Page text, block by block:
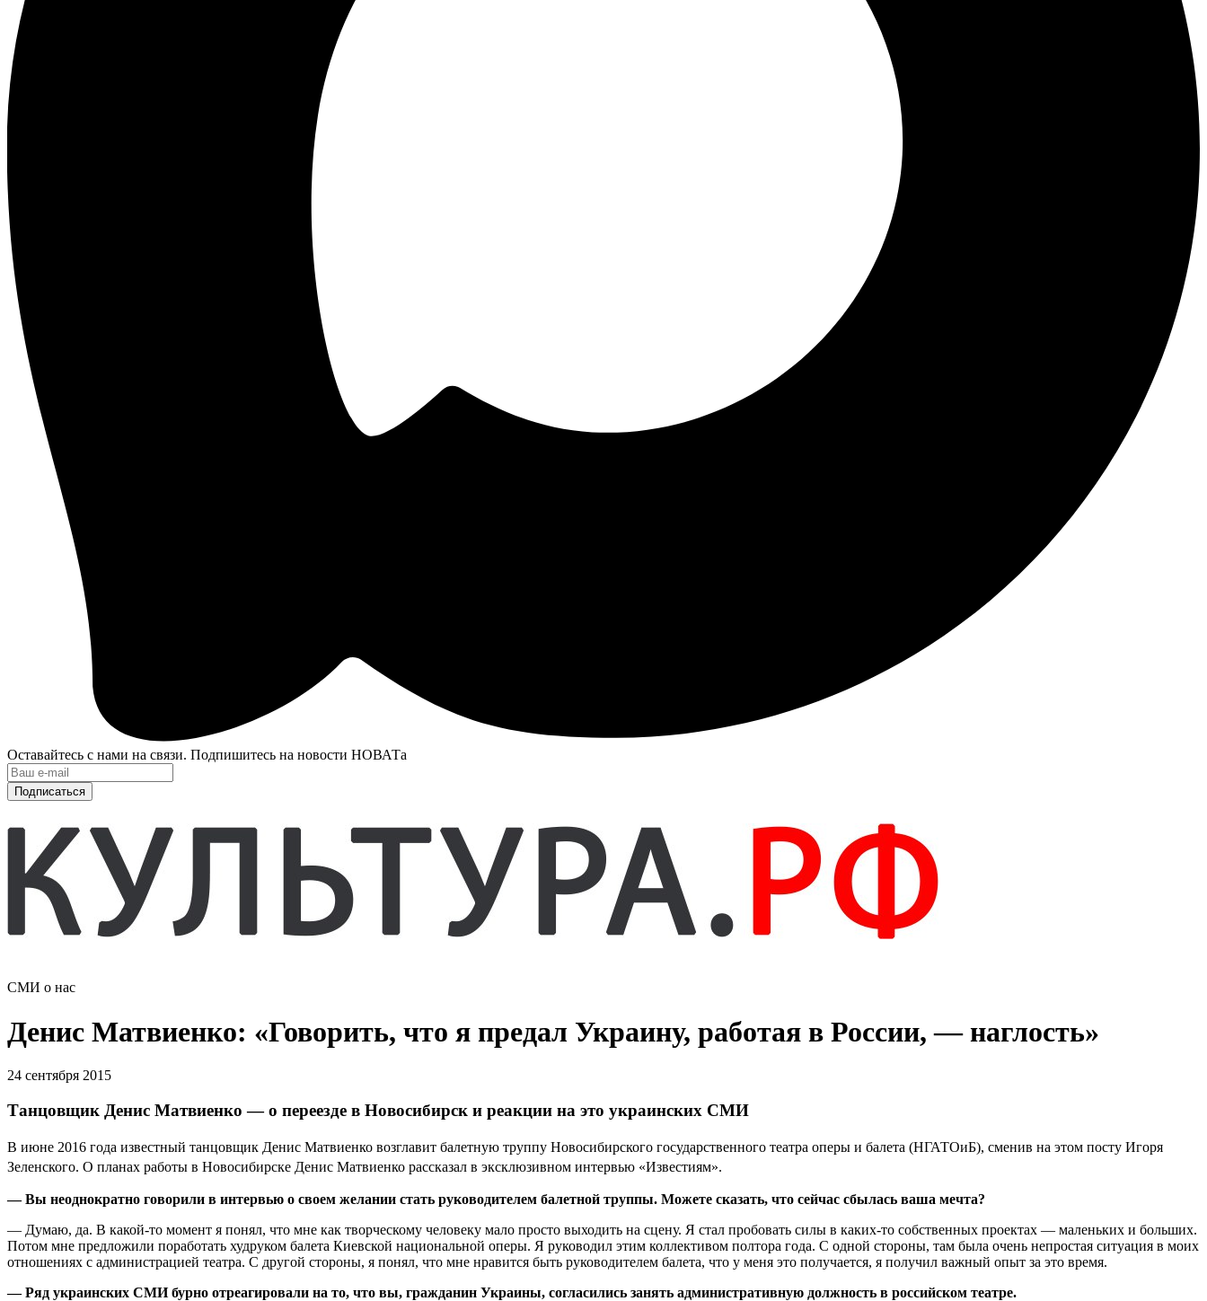
Оставайтесь с нами на связи. Подпишитесь на новости НОВАТа
Подписаться
СМИ о нас
Денис Матвиенко: «Говорить, что я предал Украину, работая в России, — наглость»
24 сентября 2015
Танцовщик Денис Матвиенко — о переезде в Новосибирск и реакции на это украинских СМИ
В июне 2016 года известный танцовщик Денис Матвиенко возглавит балетную труппу Новосибирского государственного театра оперы и балета (НГАТОиБ), сменив на этом посту Игоря
Зеленского. О планах работы в Новосибирске Денис Матвиенко рассказал в эксклюзивном интервью «Известиям».
— Вы неоднократно говорили в интервью о своем желании стать руководителем балетной труппы. Можете сказать, что сейчас сбылась ваша мечта?
— Думаю, да. В какой-то момент я понял, что мне как творческому человеку мало просто выходить на сцену. Я стал пробовать силы в каких-то собственных проектах — маленьких и больших.
Потом мне предложили поработать худруком балета Киевской национальной оперы. Я руководил этим коллективом полтора года. С одной стороны, там была очень непростая ситуация в моих
отношениях с администрацией театра. С другой стороны, я понял, что мне нравится быть руководителем балета, что у меня это получается, я получил важный опыт за это время.
— Ряд украинских СМИ бурно отреагировали на то, что вы, гражданин Украины, согласились занять административную должность в российском театре.